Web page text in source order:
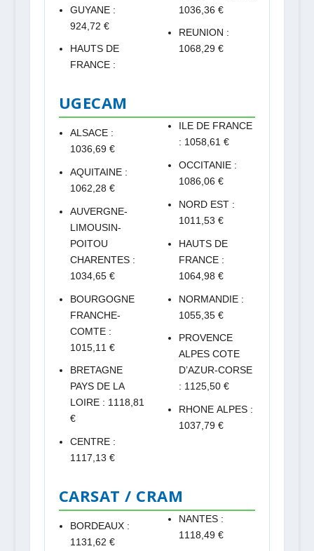
GUYANE :
924,72 €
HAUTS DE
FRANCE :
1036,36 €
REUNION :
1068,29 €
UGECAM
ALSACE :
1036,69 €
AQUITAINE :
1062,28 €
AUVERGNE-
LIMOUSIN-
POITOU
CHARENTES :
1034,65 €
BOURGOGNE
FRANCHE-
COMTE :
1015,11 €
BRETAGNE
PAYS DE LA
LOIRE : 1118,81
€
CENTRE :
1117,13 €
ILE DE FRANCE
: 1058,61 €
OCCITANIE :
1086,06 €
NORD EST :
1011,53 €
HAUTS DE
FRANCE :
1064,98 €
NORMANDIE :
1055,35 €
PROVENCE
ALPES COTE
D’AZUR-CORSE
: 1125,50 €
RHONE ALPES :
1037,79 €
CARSAT / CRAM
BORDEAUX :
1131,62 €
NANTES :
1118,49 €